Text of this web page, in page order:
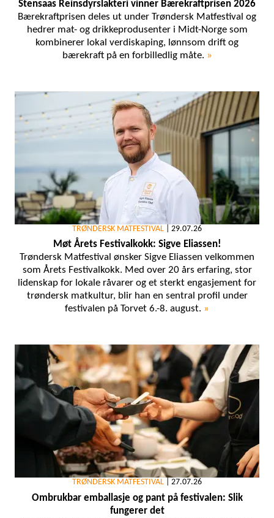
Stensaas Reinsdyrslakteri vinner Bærekraftprisen 2026
Bærekraftprisen deles ut under Trøndersk Matfestival og
hedrer mat- og drikkeprodusenter i Midt-Norge som
kombinerer lokal verdiskaping, lønnsom drift og
bærekraft på en forbilledlig måte. »
TRØNDERSK MATFESTIVAL 29.07.26
Møt Årets Festivalkokk: Sigve Eliassen!
Trøndersk Matfestival ønsker Sigve Eliassen velkommen
som Årets Festivalkokk. Med over 20 års erfaring, stor
lidenskap for lokale råvarer og et sterkt engasjement for
trøndersk matkultur, blir han en sentral profil under
festivalen på Torvet 6.-8. august. »
TRØNDERSK MATFESTIVAL 27.07.26
Ombrukbar emballasje og pant på festivalen: Slik
fungerer det